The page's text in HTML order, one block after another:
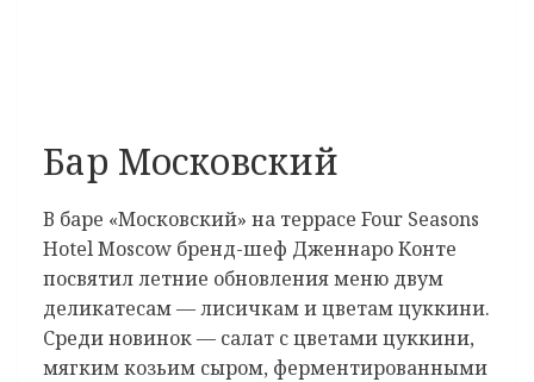
Бар Московский
В баре «Московский» на террасе Four Seasons
Hotel Moscow бренд-шеф Дженнаро Конте
посвятил летние обновления меню двум
деликатесам — лисичкам и цветам цуккини.
Среди новинок — салат с цветами цуккини,
мягким козьим сыром, ферментированными